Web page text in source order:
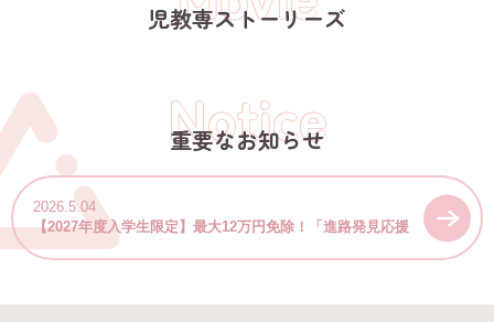
児教専ストーリーズ
Notice
重要なお知らせ
2026.5.04
【2027年度入学生限定】最大12万円免除！「進路発見応援
キャンペーン」＆プレエントリー受付スタート！